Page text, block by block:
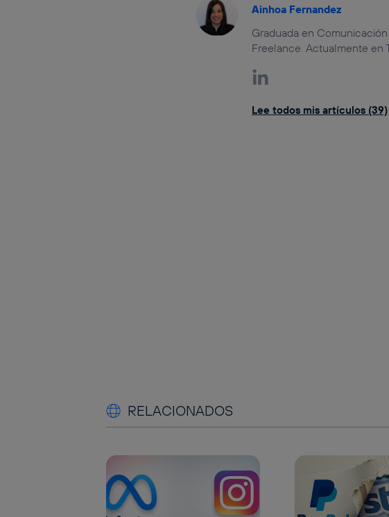
Ainhoa Fernandez
Graduada en
Freelance. Actualmente en
Lee todos mis artículos (39)
RELACIONADOS